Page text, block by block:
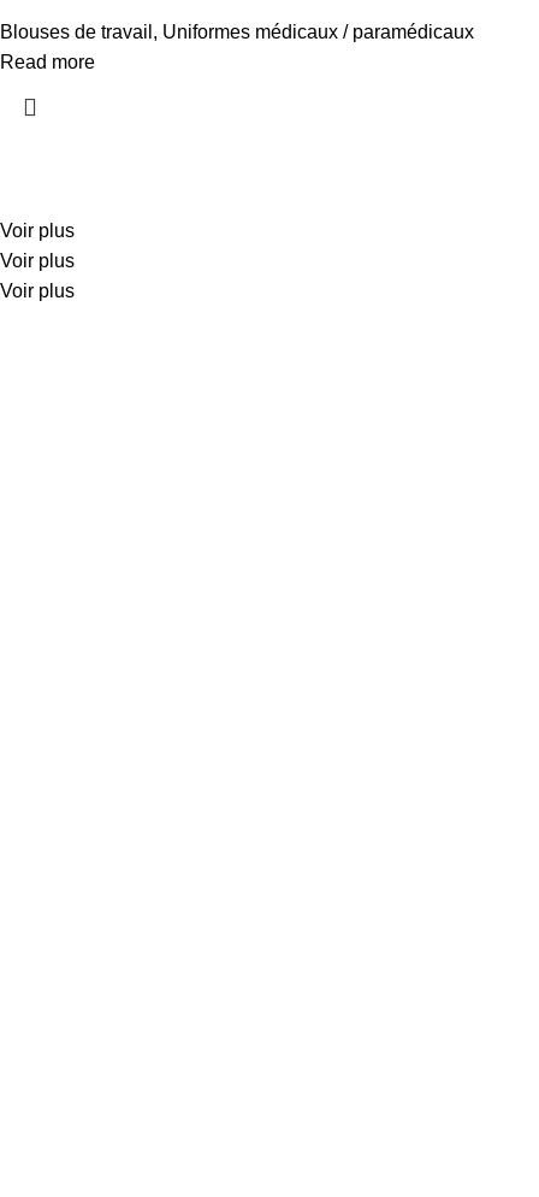
Blouses de travail , Uniformes médicaux / paramédicaux
Read more
Voir plus
Voir plus
Voir plus